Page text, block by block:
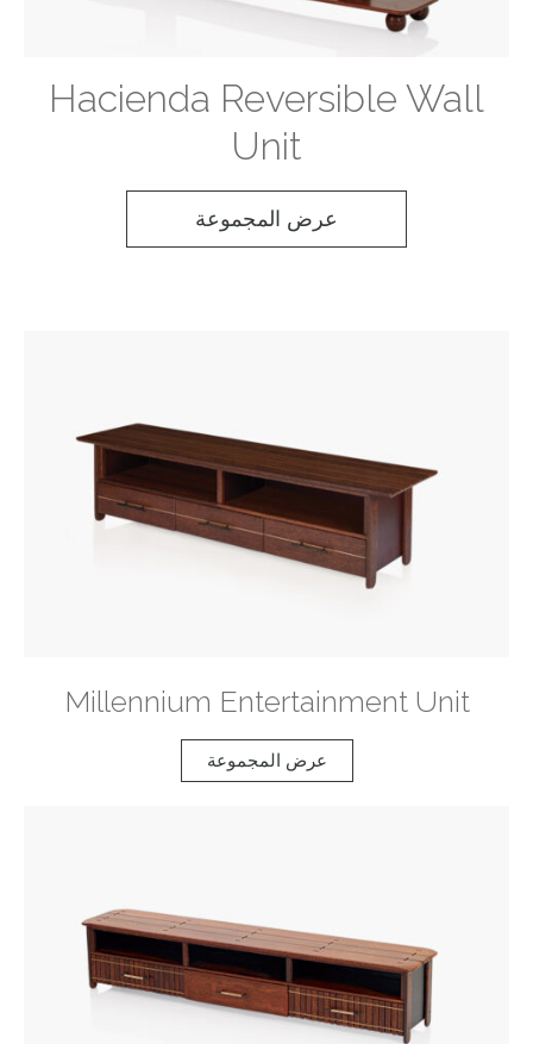
Hacienda Reversible Wall
Unit
عرض المجموعة
Millennium Entertainment Unit
عرض المجموعة